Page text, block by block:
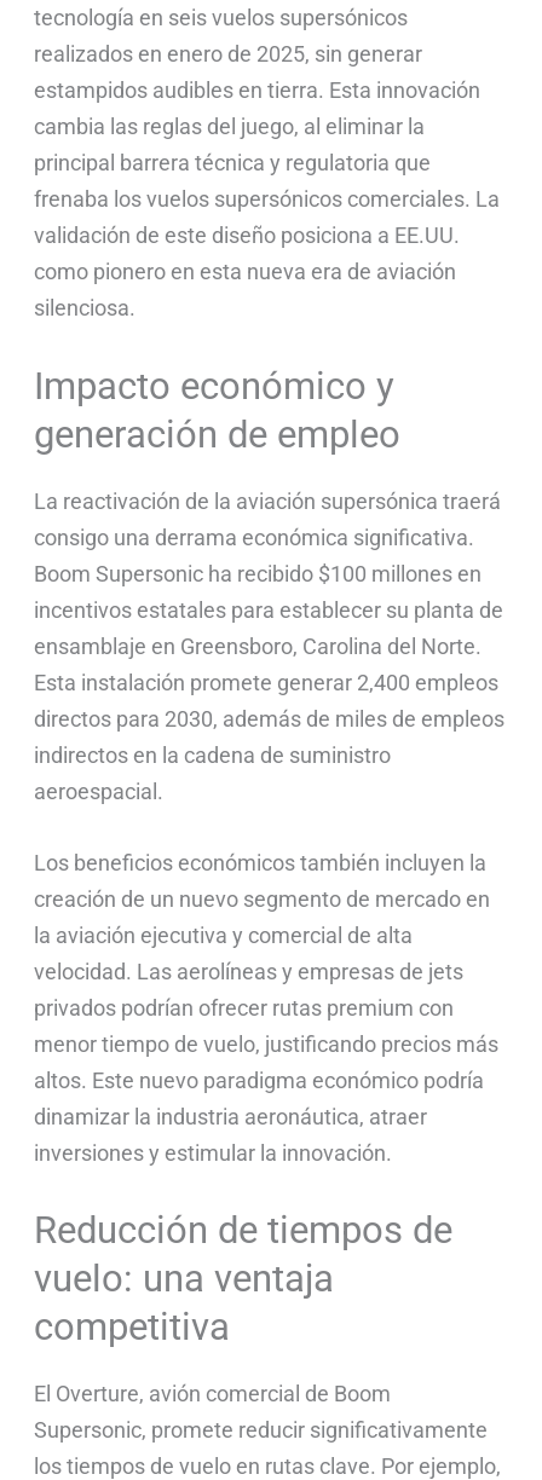
tecnología en seis vuelos supersónicos
realizados en enero de 2025, sin generar
estampidos audibles en tierra. Esta innovación
cambia las reglas del juego, al eliminar la
principal barrera técnica y regulatoria que
frenaba los vuelos supersónicos comerciales. La
validación de este diseño posiciona a EE.UU.
como pionero en esta nueva era de aviación
silenciosa.
Impacto económico y
generación de empleo
La reactivación de la aviación supersónica traerá
consigo una derrama económica significativa.
Boom Supersonic ha recibido $100 millones en
incentivos estatales para establecer su planta de
ensamblaje en Greensboro, Carolina del Norte.
Esta instalación promete generar 2,400 empleos
directos para 2030, además de miles de empleos
indirectos en la cadena de suministro
aeroespacial.
Los beneficios económicos también incluyen la
creación de un nuevo segmento de mercado en
la aviación ejecutiva y comercial de alta
velocidad. Las aerolíneas y empresas de jets
privados podrían ofrecer rutas premium con
menor tiempo de vuelo, justificando precios más
altos. Este nuevo paradigma económico podría
dinamizar la industria aeronáutica, atraer
inversiones y estimular la innovación.
Reducción de tiempos de
vuelo: una ventaja
competitiva
El Overture, avión comercial de Boom
Supersonic, promete reducir significativamente
los tiempos de vuelo en rutas clave. Por ejemplo,